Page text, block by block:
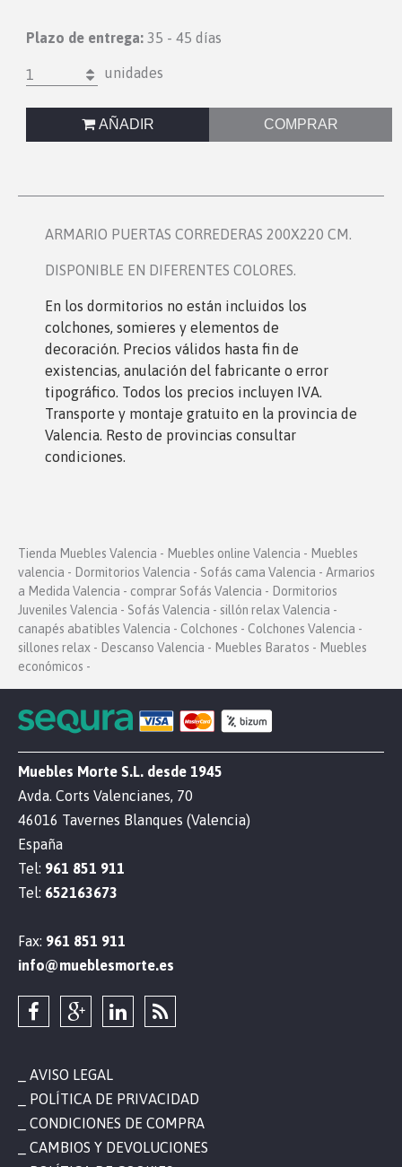
Plazo de entrega: 35 - 45 días
1 unidades
AÑADIR COMPRAR
ARMARIO PUERTAS CORREDERAS 200X220 CM.
DISPONIBLE EN DIFERENTES COLORES.
En los dormitorios no están incluidos los
colchones, somieres y elementos de
decoración. Precios válidos hasta fin de
existencias, anulación del fabricante o error
tipográfico. Todos los precios incluyen IVA.
Transporte y montaje gratuito en la provincia de
Valencia. Resto de provincias consultar
condiciones.
Tienda Muebles Valencia - Muebles online Valencia - Muebles
valencia - Dormitorios Valencia - Sofás cama Valencia - Armarios
a Medida Valencia - comprar Sofás Valencia - Dormitorios
Juveniles Valencia - Sofás Valencia - sillón relax Valencia -
canapés abatibles Valencia - Colchones - Colchones Valencia -
sillones relax - Descanso Valencia - Muebles Baratos - Muebles
económicos -
Muebles Morte S.L. desde 1945
Avda. Corts Valencianes, 70
46016 Tavernes Blanques (Valencia)
España
Tel: 961 851 911
Tel: 652163673
Fax: 961 851 911
info@mueblesmorte.es
AVISO LEGAL
POLÍTICA DE PRIVACIDAD
CONDICIONES DE COMPRA
CAMBIOS Y DEVOLUCIONES